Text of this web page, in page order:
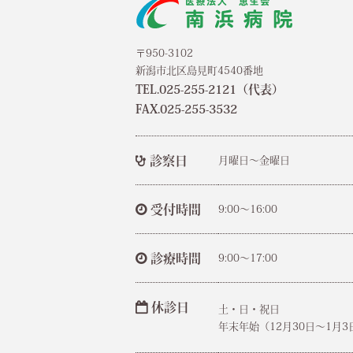
〒950-3102
新潟市北区島見町4540番地
TEL.025-255-2121（代表）
FAX.025-255-3532
診察日 月曜日～金曜日
受付時間 9:00～16:00
診療時間 9:00～17:00
休診日
土・日・祝日
年末年始（12月30日〜1月3